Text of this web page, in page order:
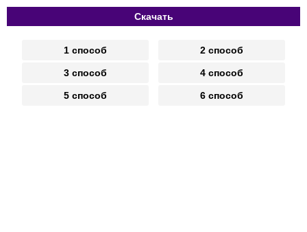
Скачать
1 способ 2 способ
3 способ 4 способ
5 способ 6 способ